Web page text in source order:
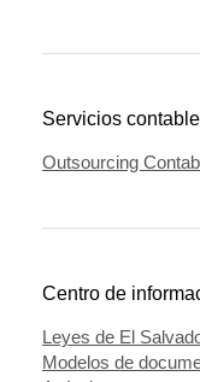
Servicios
Outsourcing
Centro de
Leyes de El
Modelos de